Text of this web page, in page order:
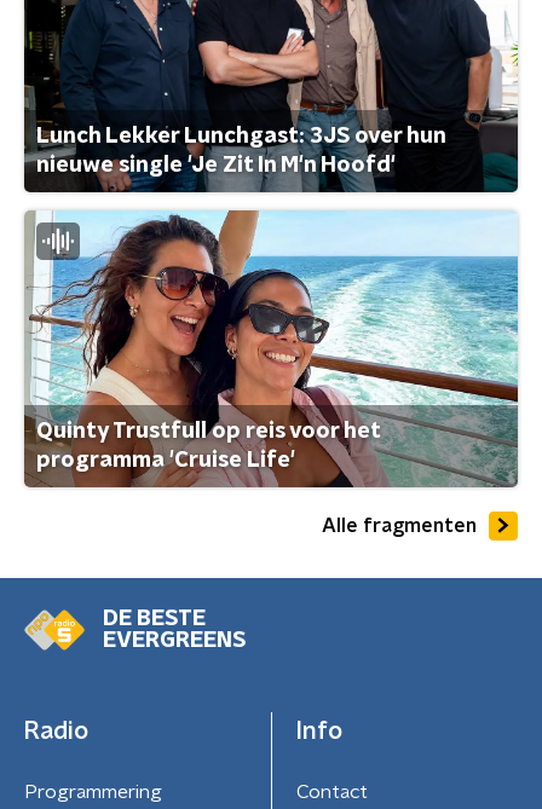
Lunch Lekker Lunchgast: 3JS over hun
nieuwe single 'Je Zit In M'n Hoofd'
Quinty Trustfull op reis voor het
programma 'Cruise Life'
Alle fragmenten
DE BESTE
EVERGREENS
Radio
Programmering
Info
Contact